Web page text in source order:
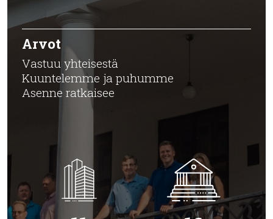
Arvot
Vastuu yhteisestä
Kuuntelemme ja puhumme
Asenne ratkaisee